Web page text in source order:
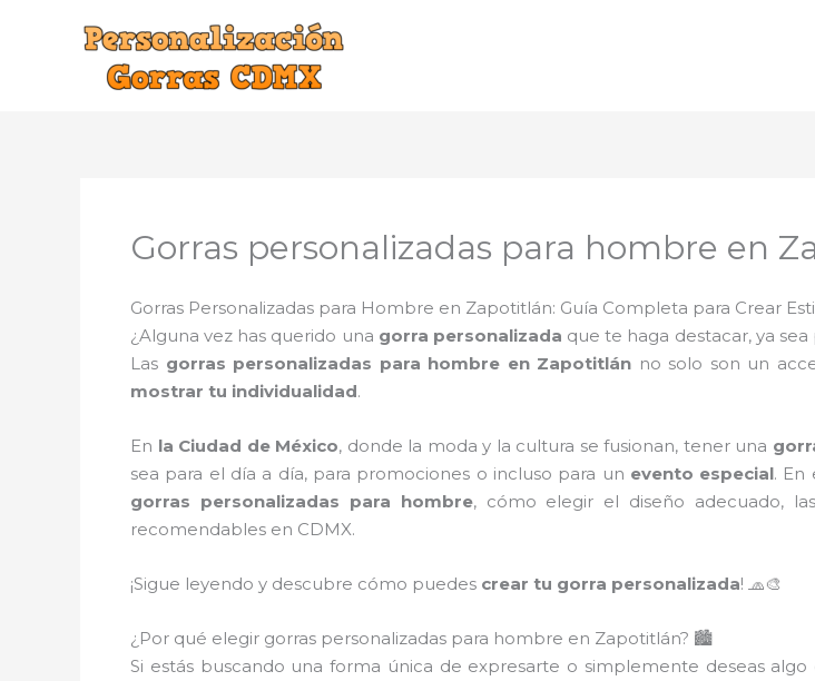
Gorras personalizadas para hombre en
Gorras Personalizadas para Hombre en Zapotitlán: Guía Completa para Crear
¿Alguna vez has querido una gorra personalizada que te haga destacar, ya sea
Las gorras personalizadas para hombre en Zapotitlán no solo son un
mostrar tu individualidad.
En la Ciudad de México, donde la moda y la cultura se fusionan, tener una
sea para el día a día, para promociones o incluso para un evento especial. En
gorras personalizadas para hombre, cómo elegir el diseño adecuado,
recomendables en CDMX.
¡Sigue leyendo y descubre cómo puedes crear tu gorra personalizada! 🧢🎨
¿Por qué elegir gorras personalizadas para hombre en Zapotitlán? 🏙️
Si estás buscando una forma única de expresarte o simplemente deseas